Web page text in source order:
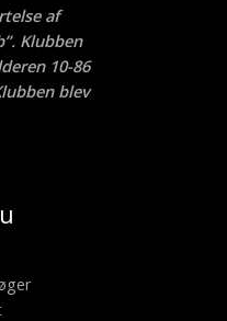
af
Klubben
10-86
blev